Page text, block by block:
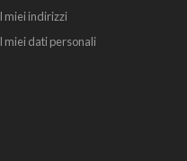
I miei indirizzi
I miei dati personali